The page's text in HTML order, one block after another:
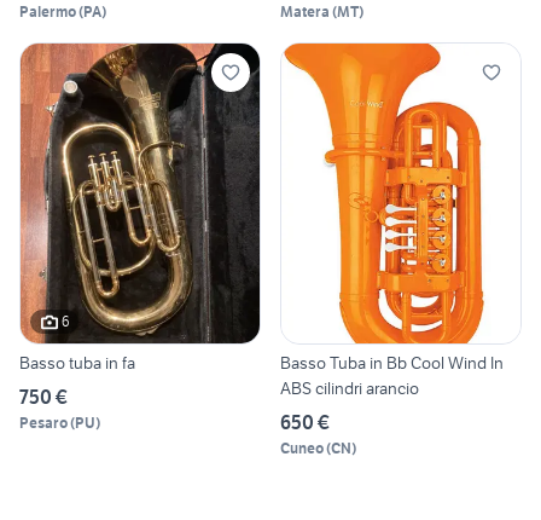
Palermo(PA) Matera (MT)
6
Basso tuba in fa
750 €
Pesaro(PU)
Basso Tuba in Bb Cool Wind In
ABS cilindri arancio
650 €
Cuneo(CN)